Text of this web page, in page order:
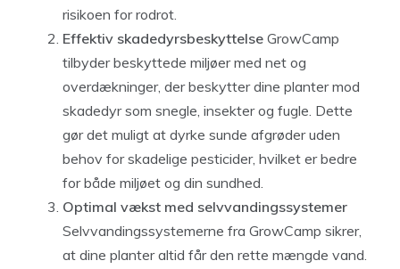
risikoen for rodrot.
Effektiv skadedyrsbeskyttelse GrowCamp
tilbyder beskyttede miljøer med net og
overdækninger, der beskytter dine planter mod
skadedyr som snegle, insekter og fugle. Dette
gør det muligt at dyrke sunde afgrøder uden
behov for skadelige pesticider, hvilket er bedre
for både miljøet og din sundhed.
Optimal vækst med selvvandingssystemer
Selvvandingssystemerne fra GrowCamp sikrer,
at dine planter altid får den rette mængde vand.